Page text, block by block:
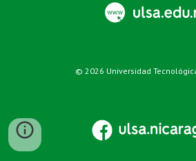
© 2026 Universidad